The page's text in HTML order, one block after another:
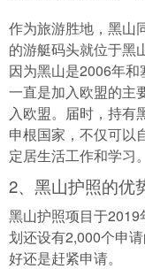
作为旅游胜地，黑山
的游艇码头就位于黑
因为黑山是2006年
一直是加入欧盟的主
入欧盟。届时，持有
申根国家，不仅可以
定居生活工作和学习。
2、黑山护照的优
黑山护照项目于
划还设有2,000个申
好还是赶紧申请。